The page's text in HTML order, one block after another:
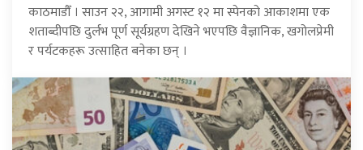
काठमाडौँ । साउन २२, आगामी अगस्ट १२ मा स्पेनको आकाशमा एक
शताब्दीपछि दुर्लभ पूर्ण सूर्यग्रहण देखिने भएपछि वैज्ञानिक, खगोलप्रेमी
र पर्यटकहरू उत्साहित बनेका छन् ।